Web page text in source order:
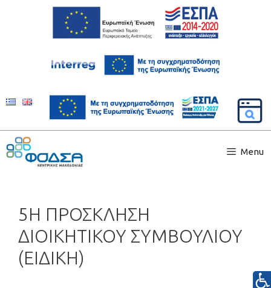
Menu
5Η ΠΡΟΣΚΛΗΣΗ
ΔΙΟΙΚΗΤΙΚΟΥ ΣΥΜΒΟΥΛΙΟΥ
(ΕΙΔΙΚΗ)